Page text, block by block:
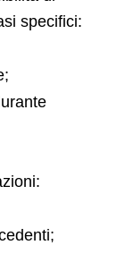
specifici: